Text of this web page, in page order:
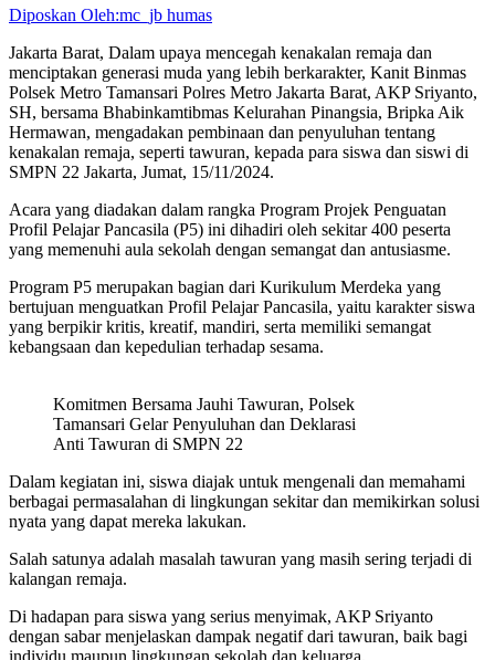
Diposkan Oleh:mc_jb humas
Jakarta Barat, Dalam upaya mencegah kenakalan remaja dan
menciptakan generasi muda yang lebih berkarakter, Kanit Binmas
Polsek Metro Tamansari Polres Metro Jakarta Barat, AKP Sriyanto,
SH, bersama Bhabinkamtibmas Kelurahan Pinangsia, Bripka Aik
Hermawan, mengadakan pembinaan dan penyuluhan tentang
kenakalan remaja, seperti tawuran, kepada para siswa dan siswi di
SMPN 22 Jakarta, Jumat, 15/11/2024.
Acara yang diadakan dalam rangka Program Projek Penguatan
Profil Pelajar Pancasila (P5) ini dihadiri oleh sekitar 400 peserta
yang memenuhi aula sekolah dengan semangat dan antusiasme.
Program P5 merupakan bagian dari Kurikulum Merdeka yang
bertujuan menguatkan Profil Pelajar Pancasila, yaitu karakter siswa
yang berpikir kritis, kreatif, mandiri, serta memiliki semangat
kebangsaan dan kepedulian terhadap sesama.
Komitmen Bersama Jauhi Tawuran, Polsek
Tamansari Gelar Penyuluhan dan Deklarasi
Anti Tawuran di SMPN 22
Dalam kegiatan ini, siswa diajak untuk mengenali dan memahami
berbagai permasalahan di lingkungan sekitar dan memikirkan solusi
nyata yang dapat mereka lakukan.
Salah satunya adalah masalah tawuran yang masih sering terjadi di
kalangan remaja.
Di hadapan para siswa yang serius menyimak, AKP Sriyanto
dengan sabar menjelaskan dampak negatif dari tawuran, baik bagi